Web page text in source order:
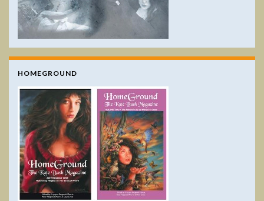
HOMEGROUND